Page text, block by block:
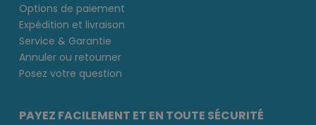
Options de paiement
Expédition et livraison
Service & Garantie
Annuler ou retourner
Posez votre question
PAYEZ FACILEMENT ET EN TOUTE SÉCURITÉ